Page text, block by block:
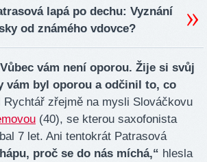
lapá po dechu: Vyznání
od známého vdovce?
Vůbec vám není oporou. Žije si svůj
vám byl oporou a odčinil to, co
Rychtář zřejmě na mysli Slováčkovu
(40), se kterou saxofonista
7 let. Ani tentokrát Patrasová
proč se do nás míchá,“ hlesla